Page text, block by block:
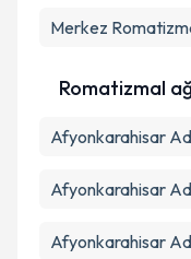
Merkez
Romatizmal
Afyonkarahisar
Afyonkarahisar
Afyonkarahisar